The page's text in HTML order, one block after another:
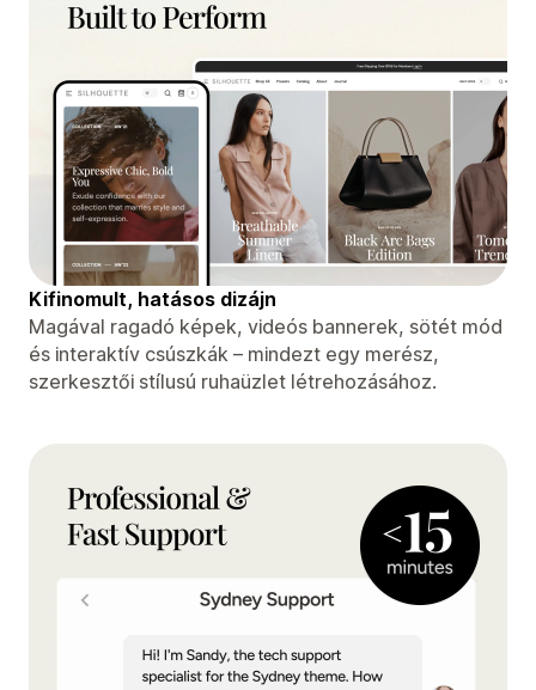
Kifinomult, hatásos dizájn
Magával ragadó képek, videós bannerek, sötét mód
és interaktív csúszkák – mindezt egy merész,
szerkesztői stílusú ruhaüzlet létrehozásához.